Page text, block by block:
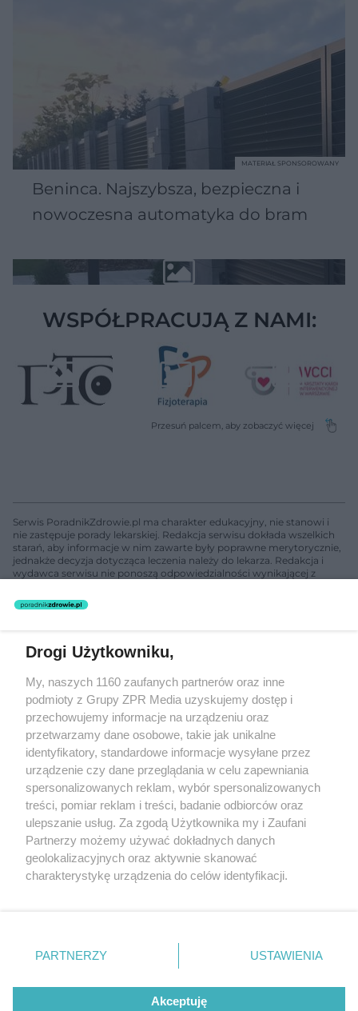
Beninca. Najszybsza, bezpieczna i
nowoczesna automatyka do bram
MATERIAŁ SPONSOROWANY
WSPÓŁPRACUJĄ Z NAMI:
Serwis PoradnikZdrowie.pl ma charakter edukacyjny, nie stanowi i
nie zastępuje porady lekarskiej. Redakcja serwisu dokłada wszelkich
starań, aby informacje w nim zawarte były poprawne merytorycznie,
jednakże decyzja dotycząca leczenia należy do lekarza. Redakcja i
wydawca serwisu nie ponoszą odpowiedzialności wynikającej z
nie prowadzi działalności leczniczej polegającej na udzielaniu
świadczeń zdrowotnych w rozumieniu art. 3 ust 1 ustawy o
Żaden utwór zamieszczony w serwisie nie może być powielany i
rozpowszechniany lub dalej rozpowszechniany w jakikolwiek sposób
(w tym także elektroniczny lub mechaniczny) na jakimkolwiek polu
eksploatacji w jakiejkolwiek formie, włącznie z umieszczaniem w
Internecie bez pisemnej zgody właściciela praw. Jakiekolwiek użycie
lub wykorzystanie utworów w całości lub w części z naruszeniem
prawa, tzn. bez właściwej zgody, jest zabronione pod groźbą kary i
może być ścigane prawnie.
O nas
Drogi Użytkowniku,
My, naszych 1160 zaufanych partnerów oraz inne
podmioty z Grupy ZPR Media uzyskujemy dostęp i
przechowujemy informacje na urządzeniu oraz
przetwarzamy dane osobowe, takie jak unikalne
identyfikatory, standardowe informacje wysyłane przez
urządzenie czy dane przeglądania w celu zapewniania
spersonalizowanych reklam, wybór spersonalizowanych
treści, pomiar reklam i treści, badanie odbiorców oraz
ulepszanie usług. Za zgodą Użytkownika my i Zaufani
Partnerzy możemy używać dokładnych danych
geolokalizacyjnych oraz aktywnie skanować
charakterystykę urządzenia do celów identyfikacji.
zmienić/wycofać klikając przycisk ustawień prywatności
znajdujący się w lewym dolnym rogu strony
rodzaje przetwarzania danych nie wymagają zgody
użytkownika, ale masz prawo sprzeciwić się takiemu
PARTNERZY USTAWIENIA
Akceptuję